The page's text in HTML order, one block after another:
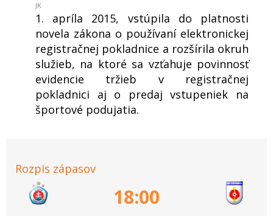
JK
1. apríla 2015, vstúpila do platnosti
novela zákona o používaní elektronickej
registračnej pokladnice a rozšírila okruh
služieb, na ktoré sa vzťahuje povinnosť
evidencie tržieb v registračnej
pokladnici aj o predaj vstupeniek na
športové podujatia.
Rozpis zápasov
18:00